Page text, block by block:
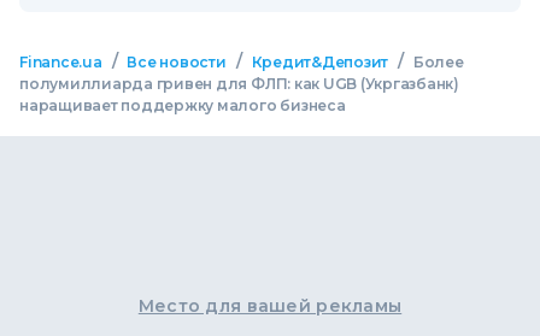
Finance.ua / Все новости / Кредит&Депозит /
Более
полумиллиарда гривен для ФЛП: как UGB (Укргазбанк)
наращивает поддержку малого бизнеса
Место для вашей рекламы